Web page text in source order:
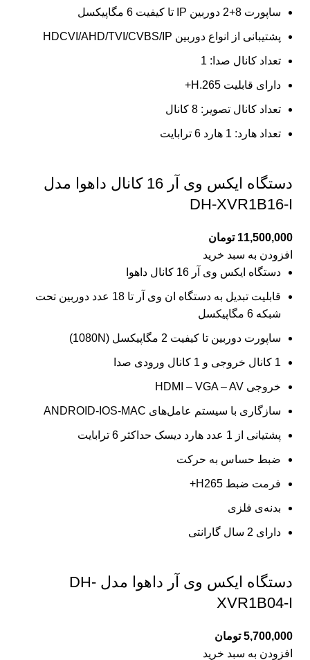
ساپورت 8+2 دوربین IP تا کیفیت 6 مگاپیکسل
پشتیبانی از انواع دوربین HDCVI/AHD/TVI/CVBS/IP
تعداد کانال صدا: 1
دارای قابلیت H.265+
تعداد کانال تصویر: 8 کانال
تعداد هارد: 1 هارد 6 ترابایت
دستگاه ایکس وی آر 16 کانال داهوا مدل
DH-XVR1B16-I
11,500,000 تومان
افزودن به سبد خرید
دستگاه ایکس وی آر 16 کانال داهوا
قابلیت تبدیل به دستگاه ان وی آر تا 18 عدد دوربین تحت
شبکه 6 مگاپیکسل
ساپورت دوربین تا کیفیت 2 مگاپیکسل (1080N)
1 کانال خروجی و 1 کانال ورودی صدا
خروجی HDMI – VGA – AV
سازگاری با سیستم عامل‌های ANDROID-IOS-MAC
پشتیانی از 1 عدد هارد دیسک حداکثر 6 ترابایت
ضبط حساس به حرکت
فرمت ضبط H265+
بدنه‌ی فلزی
دارای 2 سال گارانتی
دستگاه ایکس وی آر داهوا مدل DH-
XVR1B04-I
5,700,000 تومان
افزودن به سبد خرید